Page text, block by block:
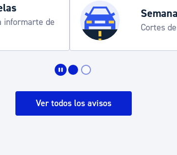
Espacio público,
informarte de
Cortes
Ver todos los avisos